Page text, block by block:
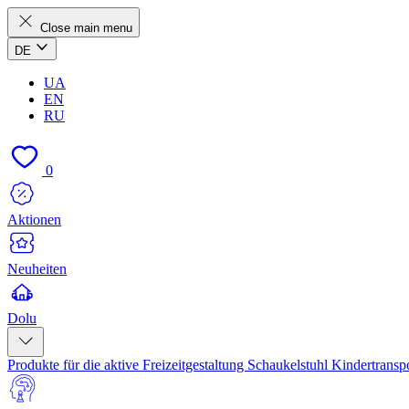
Close main menu
DE
UA
EN
RU
0
Aktionen
Neuheiten
Dolu
Produkte für die aktive Freizeitgestaltung Schaukelstuhl